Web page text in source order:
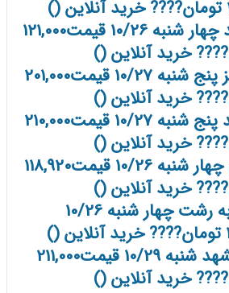
✈️ اهواز به مشهد چهار شنبه 10/26 قیمت121,000
خرید آنلاین ()
✈️ مشهد به تبریز پنج شنبه 10/27 قیمت201,000
خرید آنلاین ()
✈️ تبریز به مشهد پنج شنبه 10/27 قیمت210,000
خرید آنلاین ()
✈️ قشم به تهران چهار شنبه 10/26 قیمت118,920
خرید آنلاین ()
✈️ مشهد به رشت چهار شنبه 10/26
✈️ آبادان به مشهد شنبه 10/29 قیمت211,000
خرید آنلاین ()